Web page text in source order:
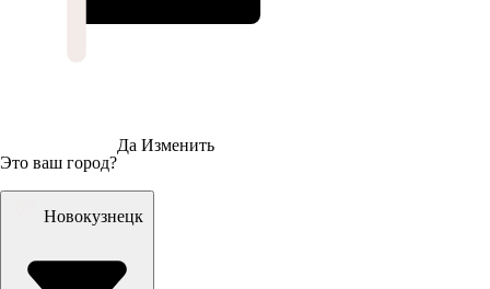
Это ваш город?
Да Изменить
Новокузнецк